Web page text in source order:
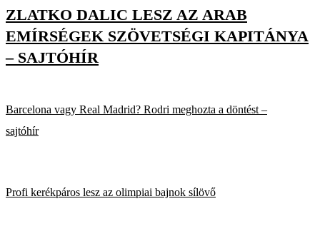
ZLATKO DALIC LESZ AZ ARAB
EMÍRSÉGEK SZÖVETSÉGI KAPITÁNYA
– SAJTÓHÍR
Barcelona vagy Real Madrid? Rodri meghozta a döntést –
sajtóhír
Profi kerékpáros lesz az olimpiai bajnok sílövő